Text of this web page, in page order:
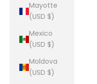
Mayotte
(USD $)
Mexico
(USD $)
Moldova
(USD $)